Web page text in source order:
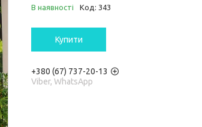
В наявності Код: 343
Купити
+380 (67) 737-20-13
Viber, WhatsApp